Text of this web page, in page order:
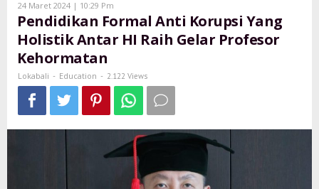
Korupsi
Yang
Holistik
Raih
Gelar
Profesor
24 Maret 2024 | 10:29 Pm
Pendidikan Formal Anti Korupsi Yang
Holistik Antar HI Raih Gelar Profesor
Kehormatan
Lokabali - Education - 2.122 Views